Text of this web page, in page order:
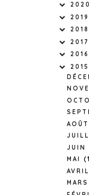
2019
2018
2017
2016
2015
AOÛT
JUIN
MAI
AVRIL
MARS